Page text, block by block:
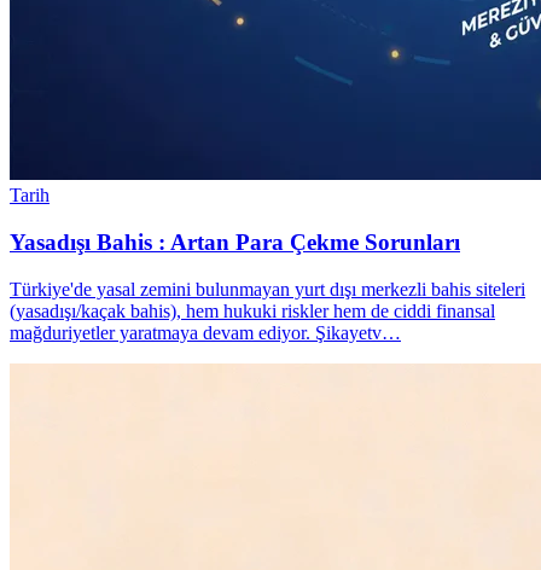
Tarih
Yasadışı Bahis : Artan Para Çekme Sorunları
Türkiye'de yasal zemini bulunmayan yurt dışı merkezli bahis siteleri
(yasadışı/kaçak bahis), hem hukuki riskler hem de ciddi finansal
mağduriyetler yaratmaya devam ediyor. Şikayetv…